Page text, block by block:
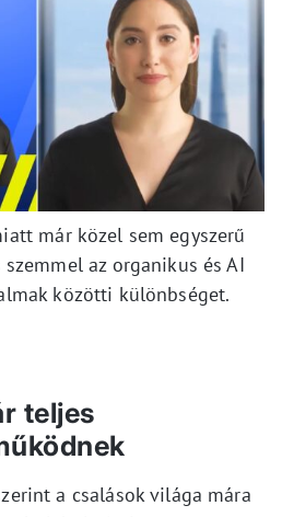
már közel sem egyszerű
az organikus és AI
közötti különbséget.
teljes
a csalások világa mára